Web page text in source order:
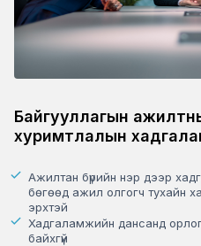
Байгууллагын
хуримтлалын
Ажилтан бүрийн нэр дээр
бөгөөд ажил олгогч тухайн
эрхтэй
Хадгаламжийн дансанд
байхгүй